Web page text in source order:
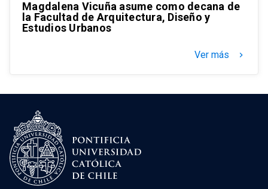
Magdalena Vicuña asume como decana de
la Facultad de Arquitectura, Diseño y
Estudios Urbanos
Ver más keyboard_arrow_right